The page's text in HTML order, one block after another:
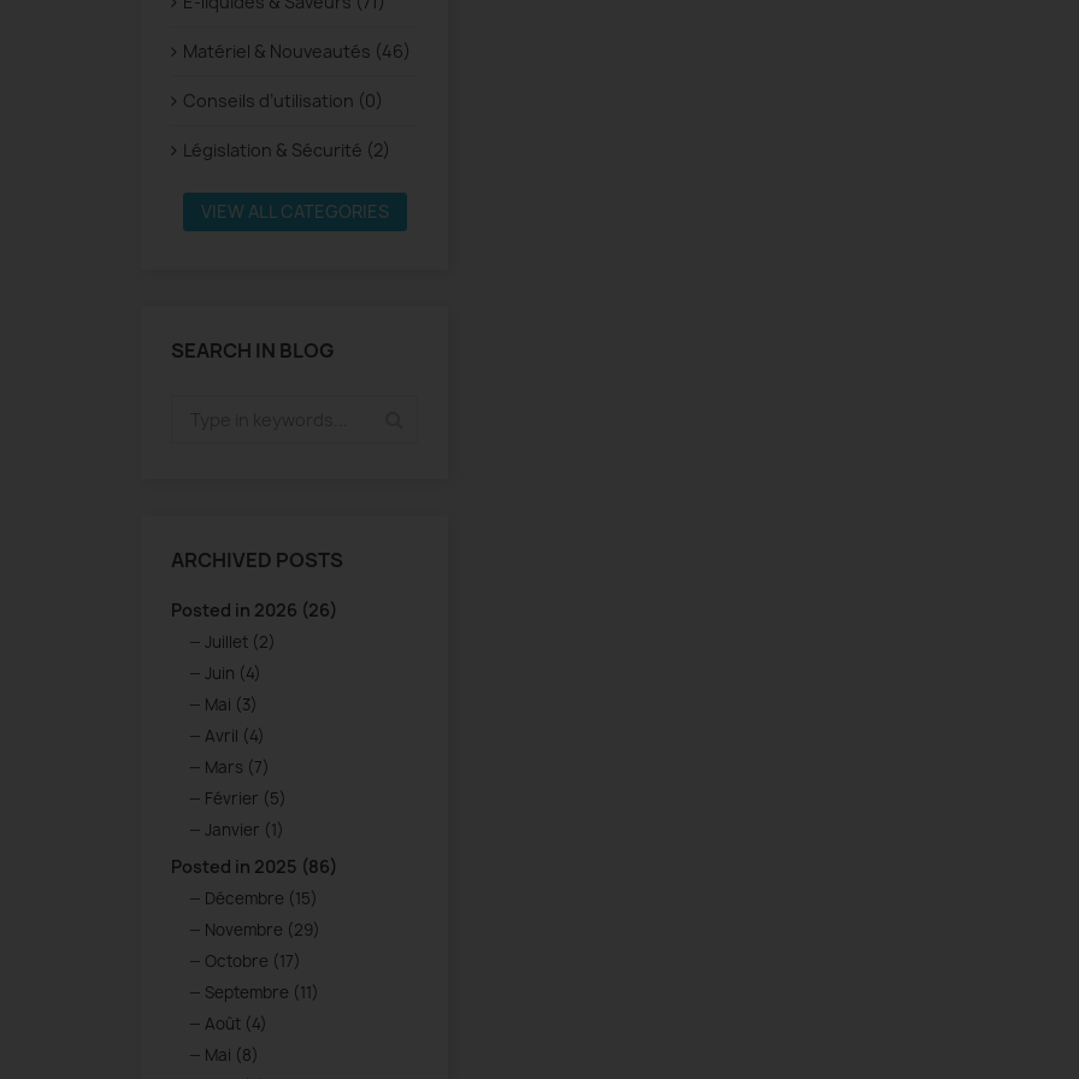
Matériel & Nouveautés (46)
Conseils d’utilisation (0)
Législation & Sécurité (2)
VIEW ALL CATEGORIES
SEARCH IN BLOG
ARCHIVED POSTS
Posted in 2026 (26)
Juillet (2)
Juin (4)
Mai (3)
Avril (4)
Mars (7)
Février (5)
Janvier (1)
Posted in 2025 (86)
Décembre (15)
Novembre (29)
Octobre (17)
Septembre (11)
Août (4)
Mai (8)